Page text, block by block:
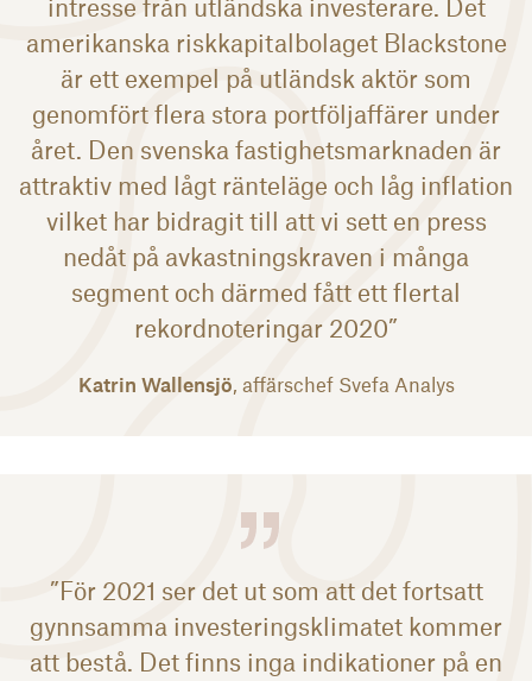
intresse från utländska investerare. Det
amerikanska riskkapitalbolaget Blackstone
är ett exempel på utländsk aktör som
genomfört flera stora portföljaffärer under
året. Den svenska fastighetsmarknaden är
attraktiv med lågt ränteläge och låg inflation
vilket har bidragit till att vi sett en press
nedåt på avkastningskraven i många
segment och därmed fått ett flertal
rekordnoteringar 2020”
Katrin Wallensjö, affärschef Svefa Analys
”För 2021 ser det ut som att det fortsatt
gynnsamma investeringsklimatet kommer
att bestå. Det finns inga indikationer på en